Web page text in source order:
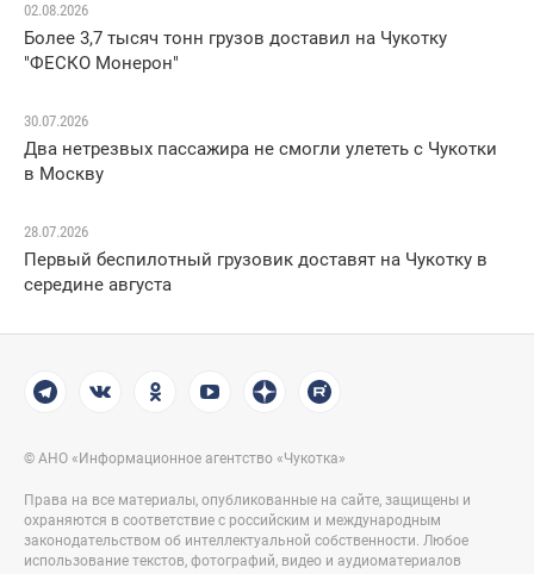
02.08.2026
Более 3,7 тысяч тонн грузов доставил на Чукотку
"ФЕСКО Монерон"
30.07.2026
Два нетрезвых пассажира не смогли улететь с Чукотки
в Москву
28.07.2026
Первый беспилотный грузовик доставят на Чукотку в
середине августа
© АНО «Информационное агентство «Чукотка»
Права на все материалы, опубликованные на сайте, защищены и
охраняются в соответствие с российским и международным
законодательством об интеллектуальной собственности. Любое
использование текстов, фотографий, видео и аудиоматериалов